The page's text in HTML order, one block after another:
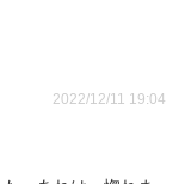
2022/12/11 19:04